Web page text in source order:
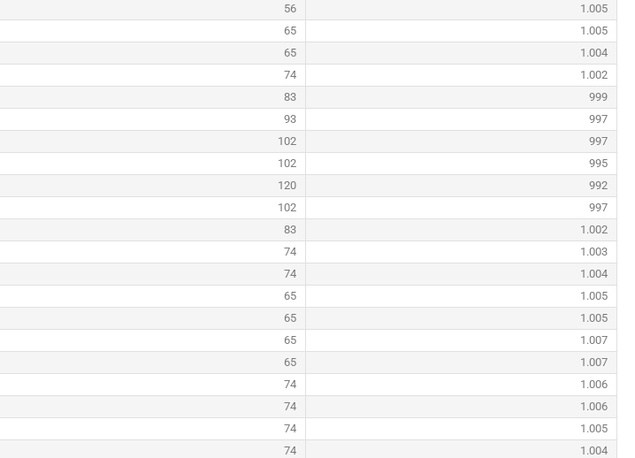
56
1.005
65
1.005
65
1.004
74
1.002
83
999
93
997
102
997
102
995
120
992
102
997
83
1.002
74
1.003
74
1.004
65
1.005
65
1.005
65
1.007
65
1.007
74
1.006
74
1.006
74
1.005
74
1.004